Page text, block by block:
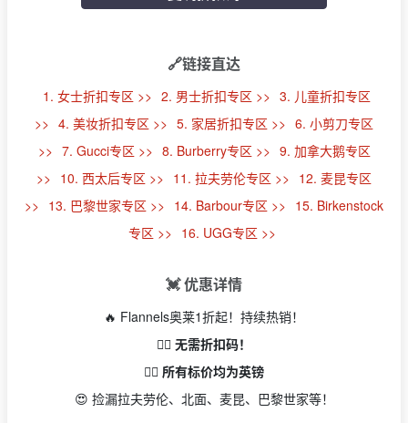
🔗链接直达
1. 女士折扣专区 >> 2. 男士折扣专区 >> 3. 儿童折扣专区
>> 4. 美妆折扣专区 >> 5. 家居折扣专区 >> 6. 小剪刀专区
>> 7. Gucci专区 >> 8. Burberry专区 >> 9. 加拿大鹅专区
>> 10. 西太后专区 >> 11. 拉夫劳伦专区 >> 12. 麦昆专区
>> 13. 巴黎世家专区 >> 14. Barbour专区 >> 15. Birkenstock
专区 >> 16. UGG专区 >>
💓 优惠详情
🔥 Flannels奥莱1折起！持续热销！
👉🏻 无需折扣码！
👉🏻 所有标价均为英镑
😍 捡漏拉夫劳伦、北面、麦昆、巴黎世家等！